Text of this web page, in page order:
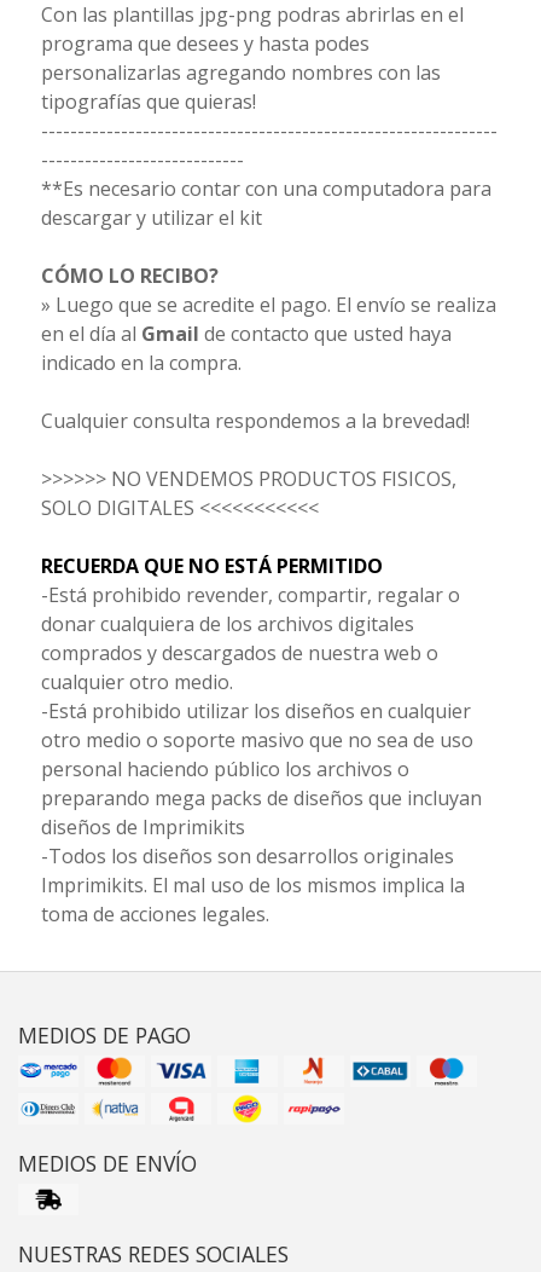
Con las plantillas jpg-png podras abrirlas en el
programa que desees y hasta podes
personalizarlas agregando nombres con las
tipografías que quieras!
---------------------------------------------------------------
----------------------------
**Es necesario contar con una computadora para
descargar y utilizar el kit
CÓMO LO RECIBO?
» Luego que se acredite el pago. El envío se realiza
en el día al Gmail de contacto que usted haya
indicado en la compra.
Cualquier consulta respondemos a la brevedad!
>>>>>> NO VENDEMOS PRODUCTOS FISICOS,
SOLO DIGITALES <<<<<<<<<<<
RECUERDA QUE NO ESTÁ PERMITIDO
-Está prohibido revender, compartir, regalar o
donar cualquiera de los archivos digitales
comprados y descargados de nuestra web o
cualquier otro medio.
-Está prohibido utilizar los diseños en cualquier
otro medio o soporte masivo que no sea de uso
personal haciendo público los archivos o
preparando mega packs de diseños que incluyan
diseños de Imprimikits
-Todos los diseños son desarrollos originales
Imprimikits. El mal uso de los mismos implica la
toma de acciones legales.
MEDIOS DE PAGO
MEDIOS DE ENVÍO
NUESTRAS REDES SOCIALES